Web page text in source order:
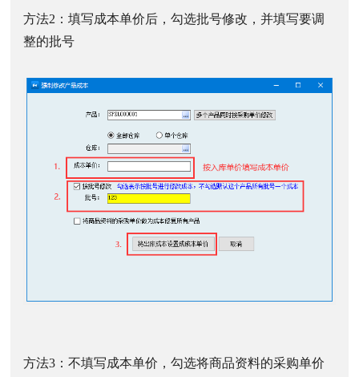
方法2：填写成本单价后，勾选批号修改，并填写要调
整的批号
方法3：不填写成本单价，勾选将商品资料的采购单价